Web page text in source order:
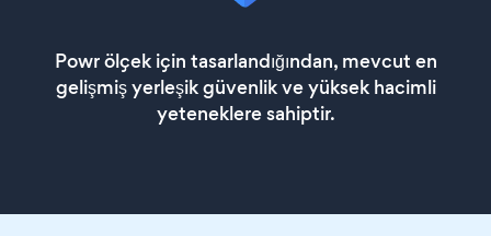
Powr ölçek için tasarlandığından, mevcut en
gelişmiş yerleşik güvenlik ve yüksek hacimli
yeteneklere sahiptir.